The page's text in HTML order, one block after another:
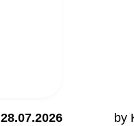
28.07.2026 by